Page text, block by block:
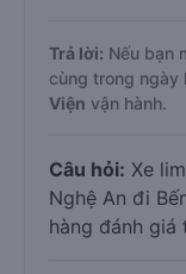
Trả lời: Nếu bạn
cùng trong ngày
Viện vận hành.
Câu hỏi: Xe
Nghệ An đi
hàng đánh giá